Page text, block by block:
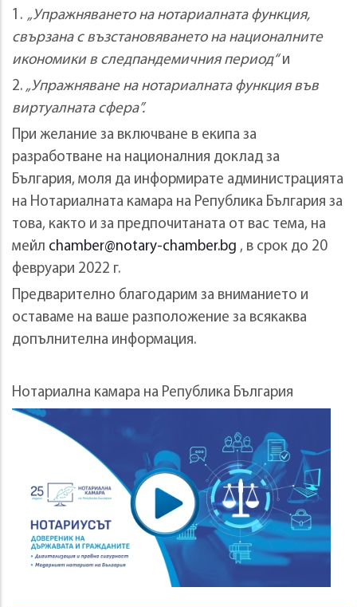
1. „Упражняването на нотариалната функция,
свързана с възстановяването на националните
икономики в следпандемичния период“и
2. „Упражняване на нотариалната функция във
виртуалната сфера”.
При желание за включване в екипа за
разработване на националния доклад за
България, моля да информирате администрацията
на Нотариалната камара на Република България за
това, както и за предпочитаната от вас тема, на
мейл chamber@notary-chamber.bg , в срок до 20
февруари 2022 г.
Предварително благодарим за вниманието и
оставаме на ваше разположение за всякаква
допълнителна информация.
Нотариална камара на Република България